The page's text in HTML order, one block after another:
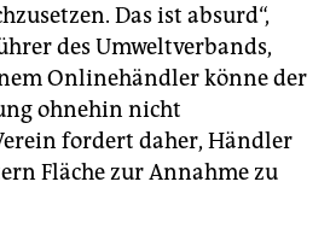
Das ist absurd“,
des Umweltverbands,
Onlinehändler könne der
ohnehin nicht
fordert daher, Händler
Fläche zur Annahme zu